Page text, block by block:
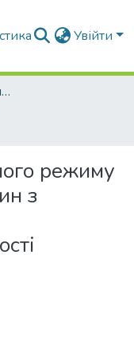
Увійти
Вибрані статті з наукових збірників КНУБА
режиму
з